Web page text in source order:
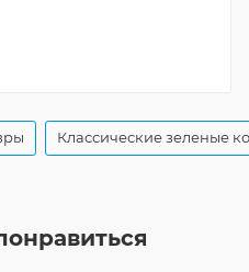
Классические зеленые